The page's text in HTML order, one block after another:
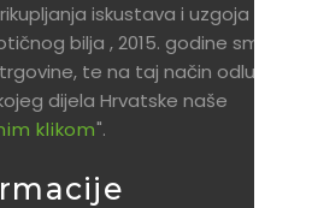
iskustava i uzgoja
bilja , 2015. godine smo
te na taj način odlučili
dijela Hrvatske naše
klikom".